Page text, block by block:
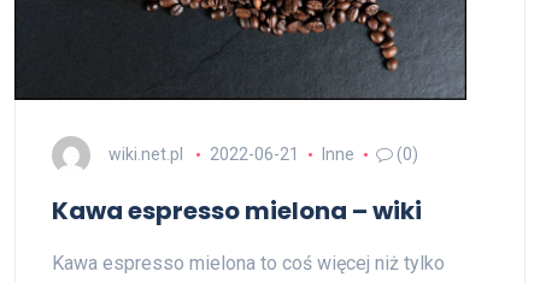
wiki.net.pl 2022-06-21 Inne (0)
Kawa espresso mielona – wiki
Kawa espresso mielona to coś więcej niż tylko